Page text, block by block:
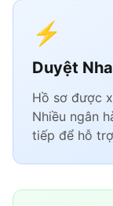
⚡
Duyệt
Hồ sơ được
Nhiều ngân
tiếp để hỗ